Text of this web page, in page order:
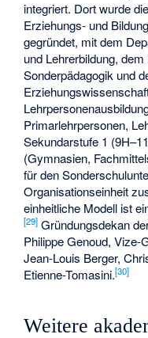
integriert. Dort wurde
Erziehungs- und
gegründet, mit dem
und Lehrerbildung,
Sonderpädagogik und
Primarlehrpersonen,
Sekundarstufe 1
(Gymnasien,
für den
Organisationseinheit
einheitliche Modell ist
[29] Gründungsdekan
Philippe Genoud, Vize-
Jean-Louis Berger,
Etienne-Tomasini.[30]
Weitere